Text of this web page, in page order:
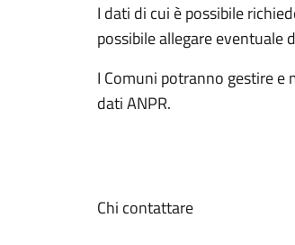
I dati di cui è possibile
possibile allegare
I Comuni potranno gestire
dati ANPR.
Chi contattare